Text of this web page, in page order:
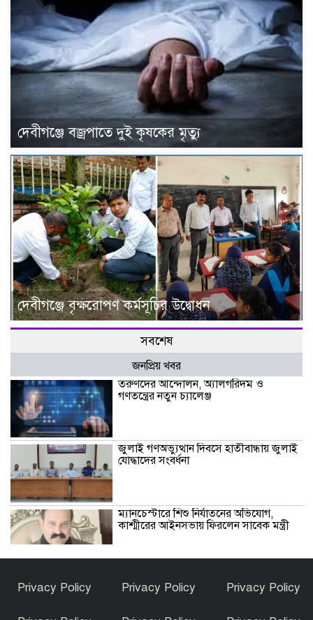
দেবীগঞ্জে বজ্রপাতে দুই কৃষকের মৃত্যু
দেবীগঞ্জে বৃক্ষরোপণ কর্মসূচির উদ্বোধন
সবশেষ
জনপ্রিয় খবর
তরুণদের আন্দোলন, অ্যালগরিদম ও
গণতন্ত্রের নতুন চ্যালেঞ্জ
জুলাই গণঅভ্যুত্থান দিবসে হাতীবান্ধায় জুলাই
যোদ্ধাদের সংবর্ধনা
ম্যানচেস্টারে শিশু নির্যাতনের অভিযোগ,
কাশ্মীরের আইনসভায় ফিরলেন সাবেক মন্ত্রী
ব্যাক্তি কে বিনাশ্রম কারাদন্ড
Privacy Policy Privacy Policy Privacy Policy